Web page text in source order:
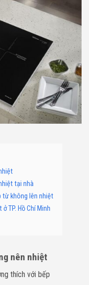
tại nhà
từ không lên nhiệt
TP. Hồ Chí Minh
nên nhiệt
thích với bếp